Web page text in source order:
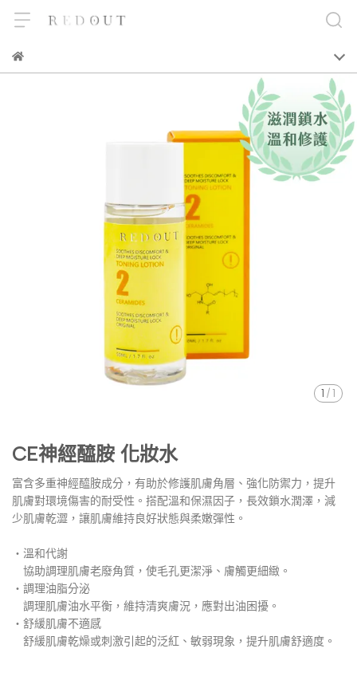
1 / 1
CE神經醯胺 化妝水
富含多重神經醯胺成分，有助於修護肌膚角層、強化防禦力，提升
肌膚對環境傷害的耐受性。搭配溫和保濕因子，長效鎖水潤澤，減
少肌膚乾澀，讓肌膚維持良好狀態與柔嫩彈性。
・溫和代謝
協助調理肌膚老廢角質，使毛孔更潔淨、膚觸更細緻。
・調理油脂分泌
調理肌膚油水平衡，維持清爽膚況，應對出油困擾。
・舒緩肌膚不適感
舒緩肌膚乾燥或刺激引起的泛紅、敏弱現象，提升肌膚舒適度。